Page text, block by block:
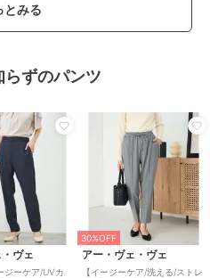
とみる
ずのパンツ
ヴェ
ジーケア/UVカ
30%OFF
アー・ヴェ・ヴェ
【イージーケア/洗える/ストレ